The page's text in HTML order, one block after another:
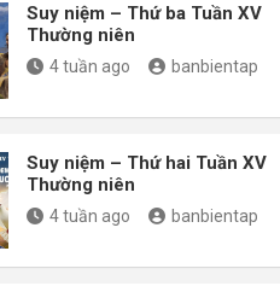
Suy niệm – Thứ ba Tuần XV
Thường niên
4 tuần ago banbientap
Suy niệm – Thứ hai Tuần XV
Thường niên
4 tuần ago banbientap